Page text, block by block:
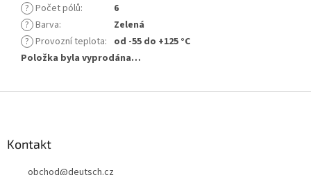
? Počet pólů:
6
? Barva:
Zelená
? Provozní teplota: od -55 do +125 °C
Položka byla vyprodána…
Kontakt